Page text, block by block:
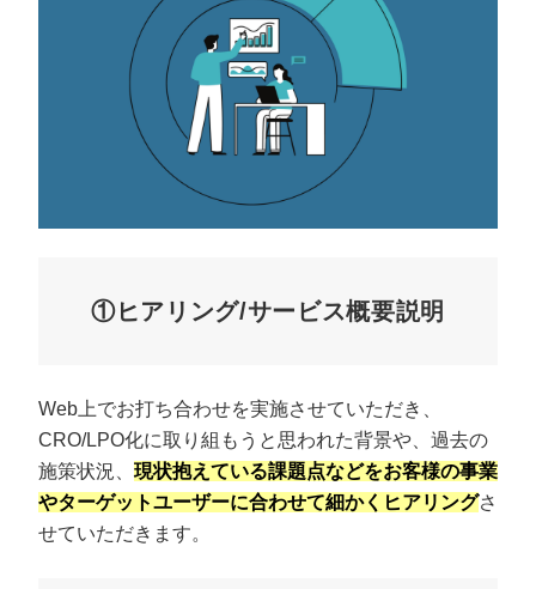
①ヒアリング/サービス概要説明
Web上でお打ち合わせを実施させていただき、
CRO/LPO化に取り組もうと思われた背景や、過去の
施策状況、 現状抱えている課題点などをお客様の事業
やターゲットユーザーに合わせて細かくヒアリングさ
せていただきます。